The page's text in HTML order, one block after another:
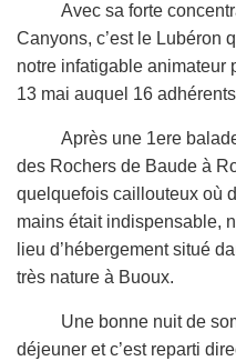
Avec sa forte
Canyons, c’est le Lubéron
notre infatigable animateur
13 mai auquel 16
Après une 1ere
des Rochers de Baude à
quelquefois caillouteux où
mains était indispensable,
lieu d’hébergement situé
très nature à Buoux.
Une bonne nuit de
déjeuner et c’est reparti